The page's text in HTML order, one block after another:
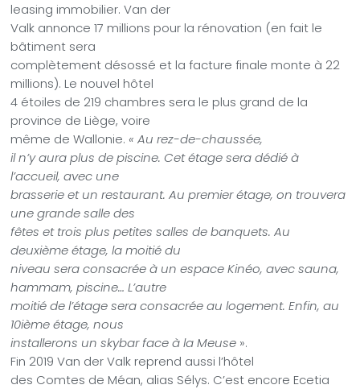
leasing immobilier. Van der
Valk annonce 17 millions pour la rénovation (en fait le
bâtiment sera
complètement désossé et la facture finale monte à 22
millions). Le nouvel hôtel
4 étoiles de 219 chambres sera le plus grand de la
province de Liège, voire
même de Wallonie.« Au rez-de-chaussée,
il n’y aura plus de piscine. Cet étage sera dédié à
l’accueil, avec une
brasserie et un restaurant. Au premier étage, on trouvera
une grande salle des
fêtes et trois plus petites salles de banquets. Au
deuxième étage, la moitié du
niveau sera consacrée à un espace Kinéo, avec sauna,
hammam, piscine… L’autre
moitié de l’étage sera consacrée au logement. Enfin, au
10ième étage, nous
installerons un skybar face à la Meuse ».
Fin 2019 Van der Valk reprend aussi l’hôtel
des Comtes de Méan, alias Sélys. C’est encore Ecetia